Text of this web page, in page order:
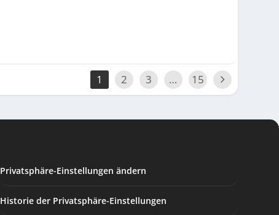
1 2 3 … 15
Privatsphäre-Einstellungen ändern
Historie der Privatsphäre-Einstellungen